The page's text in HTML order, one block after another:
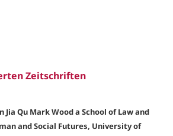
Zeitschriften
Jia Qu Mark Wood a School of Law and
and Social Futures, University of